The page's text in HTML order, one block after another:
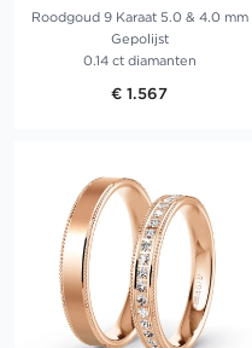
Roodgoud 9 Karaat 5.0 & 4.0 mm
Gepolijst
0.14 ct diamanten
€ 1.567